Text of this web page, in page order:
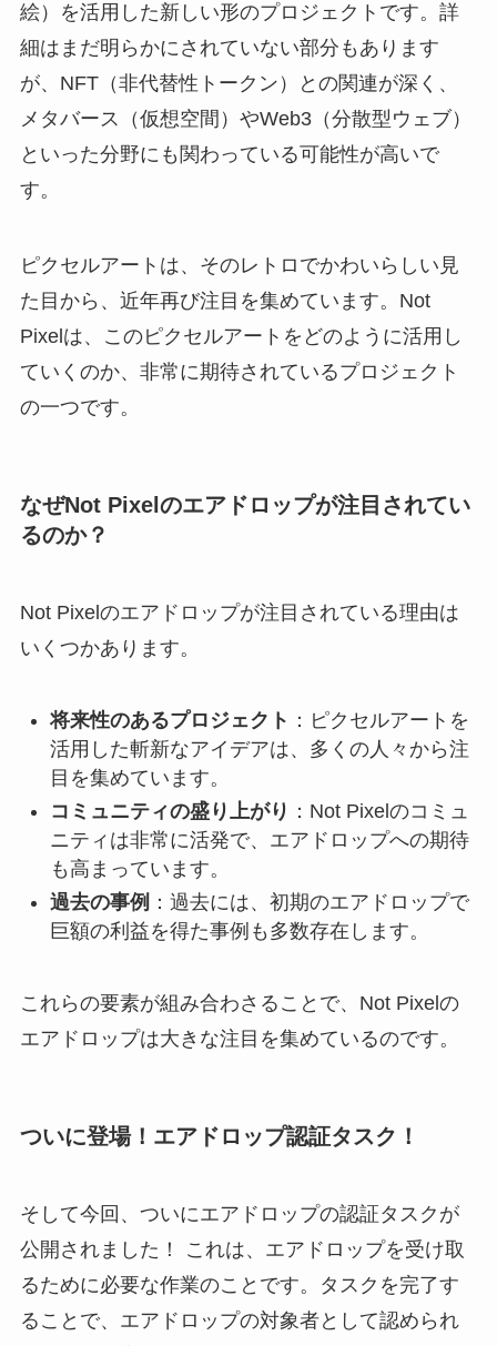
絵）を活用した新しい形のプロジェクトです。詳
細はまだ明らかにされていない部分もあります
が、NFT（非代替性トークン）との関連が深く、
メタバース（仮想空間）やWeb3（分散型ウェブ）
といった分野にも関わっている可能性が高いで
す。
ピクセルアートは、そのレトロでかわいらしい見
た目から、近年再び注目を集めています。Not
Pixelは、このピクセルアートをどのように活用し
ていくのか、非常に期待されているプロジェクト
の一つです。
なぜNot Pixelのエアドロップが注目されてい
るのか？
Not Pixelのエアドロップが注目されている理由は
いくつかあります。
将来性のあるプロジェクト ：ピクセルアートを
活用した斬新なアイデアは、多くの人々から注
目を集めています。
コミュニティの盛り上がり ：Not Pixelのコミュ
ニティは非常に活発で、エアドロップへの期待
も高まっています。
過去の事例 ：過去には、初期のエアドロップで
巨額の利益を得た事例も多数存在します。
これらの要素が組み合わさることで、Not Pixelの
エアドロップは大きな注目を集めているのです。
ついに登場！エアドロップ認証タスク！
そして今回、ついにエアドロップの認証タスクが
公開されました！ これは、エアドロップを受け取
るために必要な作業のことです。タスクを完了す
ることで、エアドロップの対象者として認められ